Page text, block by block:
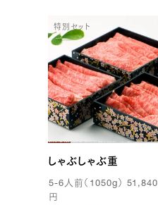
特別セット
しゃぶしゃぶ重
5-6人前（ 1050g） 51,840
円